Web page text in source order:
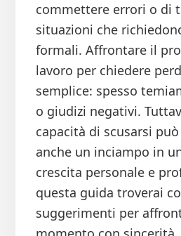
commettere errori o di
situazioni che
formali. Affrontare il
lavoro per chiedere
semplice: spesso
o giudizi negativi.
capacità di scusarsi
anche un inciampo in
crescita personale e
questa guida troverai
suggerimenti per